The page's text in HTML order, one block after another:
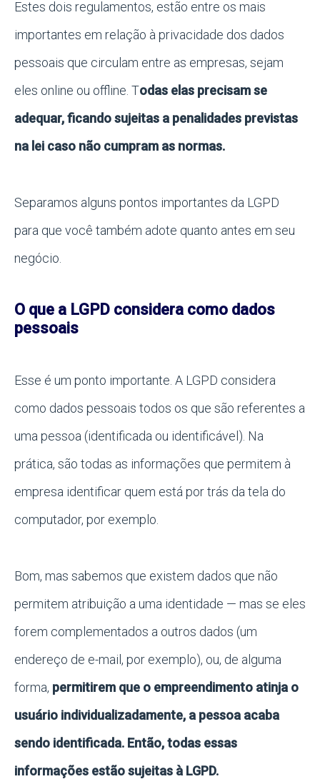
Estes dois regulamentos, estão entre os mais
importantes em relação à privacidade dos dados
pessoais que circulam entre as empresas, sejam
eles online ou offline. Todas elas precisam se
adequar, ficando sujeitas a penalidades previstas
na lei caso não cumpram as normas.
Separamos alguns pontos importantes da LGPD
para que você também adote quanto antes em seu
negócio.
O que a LGPD considera como dados
pessoais
Esse é um ponto importante. A LGPD considera
como dados pessoais todos os que são referentes a
uma pessoa (identificada ou identificável). Na
prática, são todas as informações que permitem à
empresa identificar quem está por trás da tela do
computador, por exemplo.
Bom, mas sabemos que existem dados que não
permitem atribuição a uma identidade — mas se eles
forem complementados a outros dados (um
endereço de e-mail, por exemplo), ou, de alguma
forma, permitirem que o empreendimento atinja o
usuário individualizadamente, a pessoa acaba
sendo identificada. Então, todas essas
informações estão sujeitas à LGPD.